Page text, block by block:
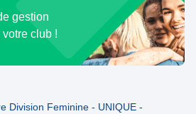
gestion
club !
Division Feminine - UNIQUE -